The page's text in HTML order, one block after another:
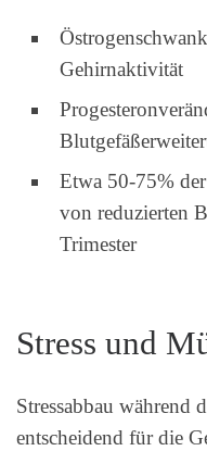
Gehirnaktivität
Etwa 50-75%
von reduzierten
Trimester
Stress und
Stressabbau während
entscheidend für die